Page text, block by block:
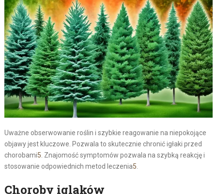
Uważne obserwowanie roślin i szybkie reagowanie na niepokojące
objawy jest kluczowe. Pozwala to skutecznie chronić igłaki przed
chorobami5 . Znajomość symptomów pozwala na szybką reakcję i
stosowanie odpowiednich metod leczenia5
Choroby iglaków